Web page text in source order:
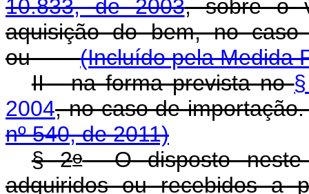
10.833, de 2003, sobre o
aquisição do bem, no
ou(Incluído pela Medida
II - na forma prevista no
2004, no caso de
nº 540, de 2011)
§ 2oO disposto neste
adquiridos ou recebidos a